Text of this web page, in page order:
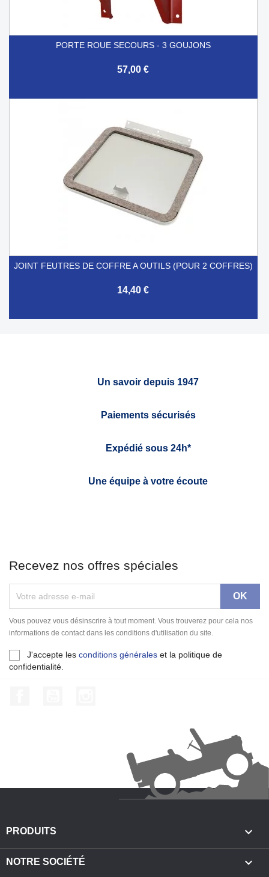
PORTE ROUE SECOURS - 3 GOUJONS
57,00 €
JOINT FEUTRES DE COFFRE A OUTILS (POUR 2 COFFRES)
14,40 €
Un savoir depuis 1947
Paiements sécurisés
Expédié sous 24h*
Une équipe à votre écoute
Recevez nos offres spéciales
Vous pouvez vous désinscrire à tout moment. Vous trouverez pour cela nos
informations de contact dans les conditions d'utilisation du site.
J'accepte les conditions générales et la politique de
confidentialité.
PRODUITS 
NOTRE SOCIÉTÉ 